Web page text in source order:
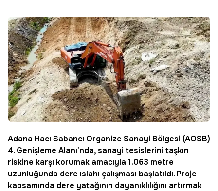
Adana Hacı Sabancı Organize Sanayi Bölgesi (AOSB)
4. Genişleme Alanı'nda, sanayi tesislerini taşkın
riskine karşı korumak amacıyla 1.063 metre
uzunluğunda dere ıslahı çalışması başlatıldı. Proje
kapsamında dere yatağının dayanıklılığını artırmak